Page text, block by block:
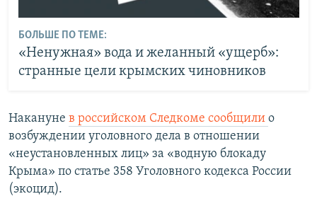
БОЛЬШЕ ПО ТЕМЕ:
«Ненужная» вода и желанный «ущерб»:
странные цели крымских чиновников
Накануне в российском Следкоме сообщили о
возбуждении уголовного дела в отношении
«неустановленных лиц» за «водную блокаду
Крыма» по статье 358 Уголовного кодекса России
(экоцид).